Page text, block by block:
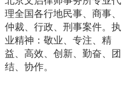
理全国各行地民事、商事、
仲裁、行政、刑事案件。执
业精神：敬业、专注、精
益、高效、创新、勤奋、团
结、协作。